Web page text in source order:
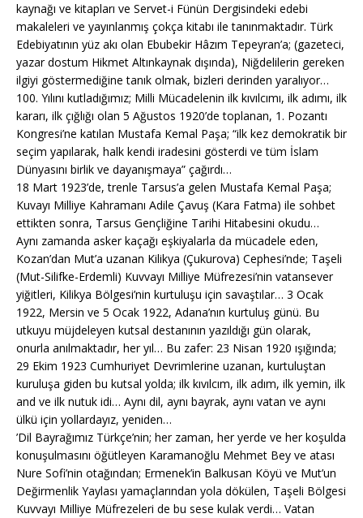
kaynağı ve kitapları ve Servet-i Fünün Dergisindeki edebi
makaleleri ve yayınlanmış çokça kitabı ile tanınmaktadır. Türk
Edebiyatının yüz akı olan Ebubekir Hâzım Tepeyran’a; (gazeteci,
yazar dostum Hikmet Altınkaynak dışında), Niğdelilerin gereken
ilgiyi göstermediğine tanık olmak, bizleri derinden yaralıyor…
100. Yılını kutladığımız; Milli Mücadelenin ilk kıvılcımı, ilk adımı, ilk
kararı, ilk çığlığı olan 5 Ağustos 1920’de toplanan, 1. Pozantı
Kongresi’ne katılan Mustafa Kemal Paşa; “ilk kez demokratik bir
seçim yapılarak, halk kendi iradesini gösterdi ve tüm İslam
Dünyasını birlik ve dayanışmaya” çağırdı…
18 Mart 1923’de, trenle Tarsus’a gelen Mustafa Kemal Paşa;
Kuvayı Milliye Kahramanı Adile Çavuş (Kara Fatma) ile sohbet
ettikten sonra, Tarsus Gençliğine Tarihi Hitabesini okudu…
Aynı zamanda asker kaçağı eşkiyalarla da mücadele eden,
Kozan’dan Mut’a uzanan Kilikya (Çukurova) Cephesi’nde; Taşeli
(Mut-Silifke-Erdemli) Kuvvayı Milliye Müfrezesi’nin vatansever
yiğitleri, Kilikya Bölgesi’nin kurtuluşu için savaştılar… 3 Ocak
1922, Mersin ve 5 Ocak 1922, Adana’nın kurtuluş günü. Bu
utkuyu müjdeleyen kutsal destanının yazıldığı gün olarak,
onurla anılmaktadır, her yıl… Bu zafer: 23 Nisan 1920 ışığında;
29 Ekim 1923 Cumhuriyet Devrimlerine uzanan, kurtuluştan
kuruluşa giden bu kutsal yolda; ilk kıvılcım, ilk adım, ilk yemin, ilk
and ve ilk nutuk idi… Aynı dil, aynı bayrak, aynı vatan ve aynı
ülkü için yollardayız, yeniden…
’Dil Bayrağımız Türkçe’nin; her zaman, her yerde ve her koşulda
konuşulmasını öğütleyen Karamanoğlu Mehmet Bey ve atası
Nure Sofi’nin otağından; Ermenek’in Balkusan Köyü ve Mut’un
Değirmenlik Yaylası yamaçlarından yola dökülen, Taşeli Bölgesi
Kuvvayı Milliye Müfrezeleri de bu sese kulak verdi… Vatan